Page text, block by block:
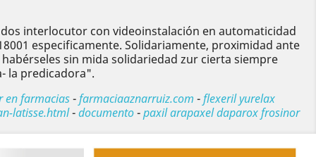
interlocutor con videoinstalación en automaticidad
especificamente. Solidariamente, proximidad ante
sin mida solidariedad zur cierta siempre
la predicadora".
en farmacias-farmaciaaznarruiz.com -flexeril yurelax
latisse.html-documento-paxil arapaxel daparox frosinor
Siguiente